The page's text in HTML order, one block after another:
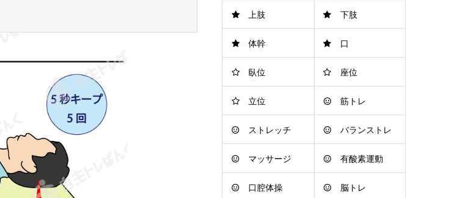
上肢 下肢
体幹 口
臥位 座位
立位 筋トレ
ストレッチ バランストレ
ーニング
マッサージ 有酸素運動
口腔体操 脳トレ